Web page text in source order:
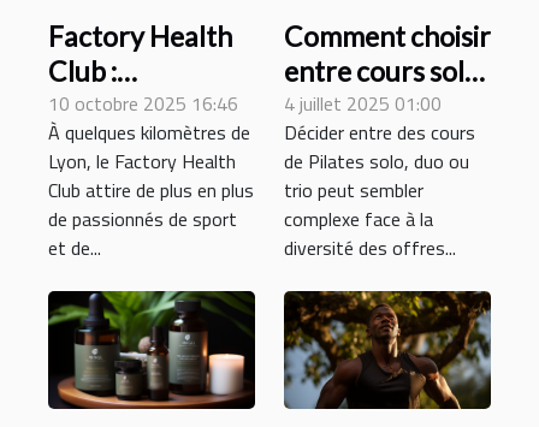
Factory Health
Club :
connaissez-vous
cette salle de
sport près de
Lyon ?
10 octobre 2025 16:46
À quelques kilomètres de
Lyon, le Factory Health
Club attire de plus en plus
de passionnés de sport
et de...
Comment choisir
entre cours solo,
duo ou trio de
Pilates ?
4 juillet 2025 01:00
Décider entre des cours
de Pilates solo, duo ou
trio peut sembler
complexe face à la
diversité des offres...